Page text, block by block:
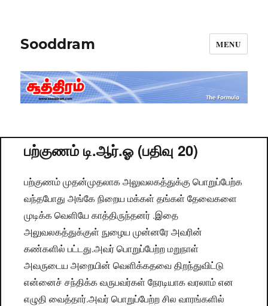
Sooddram MENU
பற்குணம் டி.ஆர்.ஓ (பதிவு 20)
பற்குணம் முதன்முதலாக அலுவலகத்துக்கு பொறுப்பேற்க
வந்தபோது அங்கே நிறைய மக்கள் தங்கள் தேவைகளை
முடிக்க வெளியே காத்திருந்தனர் .இதை
அலுவலகத்துக்குள் நுழைய முன்னரே அவரின்
கண்களில் பட்டது.அவர் பொறுப்பேற்ற மறுநாள்
அவருடைய அறையின் வெளிக்கதவை திறந்துவிட்டு
என்னைச் சந்திக்க வருபவர்கள் நேரடியாக வரலாம் என
எழுதி வைத்தார்.அவர் பொறுப்பேற்ற சில வாரங்களில்